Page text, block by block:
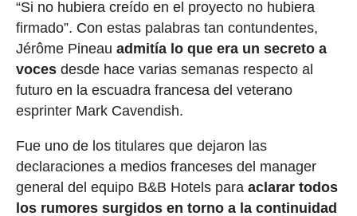
“Si no hubiera creído en el proyecto no hubiera
firmado”. Con estas palabras tan contundentes,
Jérôme Pineau admitía lo que era un secreto a
vocesdesde hace varias semanas respecto al
futuro en la escuadra francesa del veterano
esprinter Mark Cavendish.
Fue uno de los titulares que dejaron las
declaraciones a medios franceses del manager
general del equipo B&B Hotels para aclarar todos
los rumores surgidos en torno a la continuidad